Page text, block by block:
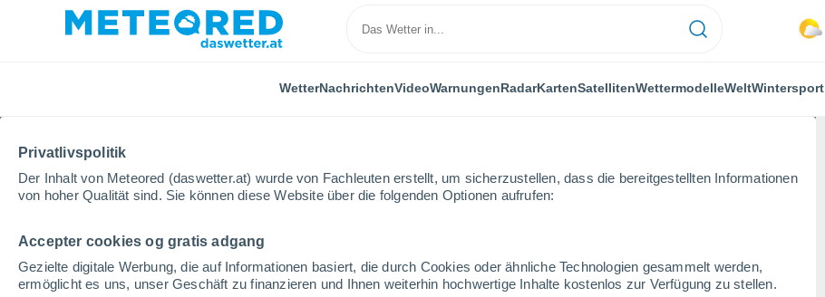
Privatlivspolitik
Der Inhalt von Meteored (daswetter.at) wurde von Fachleuten erstellt, um sicherzustellen, dass die bereitgestellten Informationen
von hoher Qualität sind. Sie können diese Website über die folgenden Optionen aufrufen:
Accepter cookies og gratis adgang
Gezielte digitale Werbung, die auf Informationen basiert, die durch Cookies oder ähnliche Technologien gesammelt werden,
ermöglicht es uns, unser Geschäft zu finanzieren und Ihnen weiterhin hochwertige Inhalte kostenlos zur Verfügung zu stellen.
WetterNachrichtenVideoWarnungenRadarKartenSatellitenWettermodelleWeltWintersport
Home Schweiz Kanton Sankt Gallen